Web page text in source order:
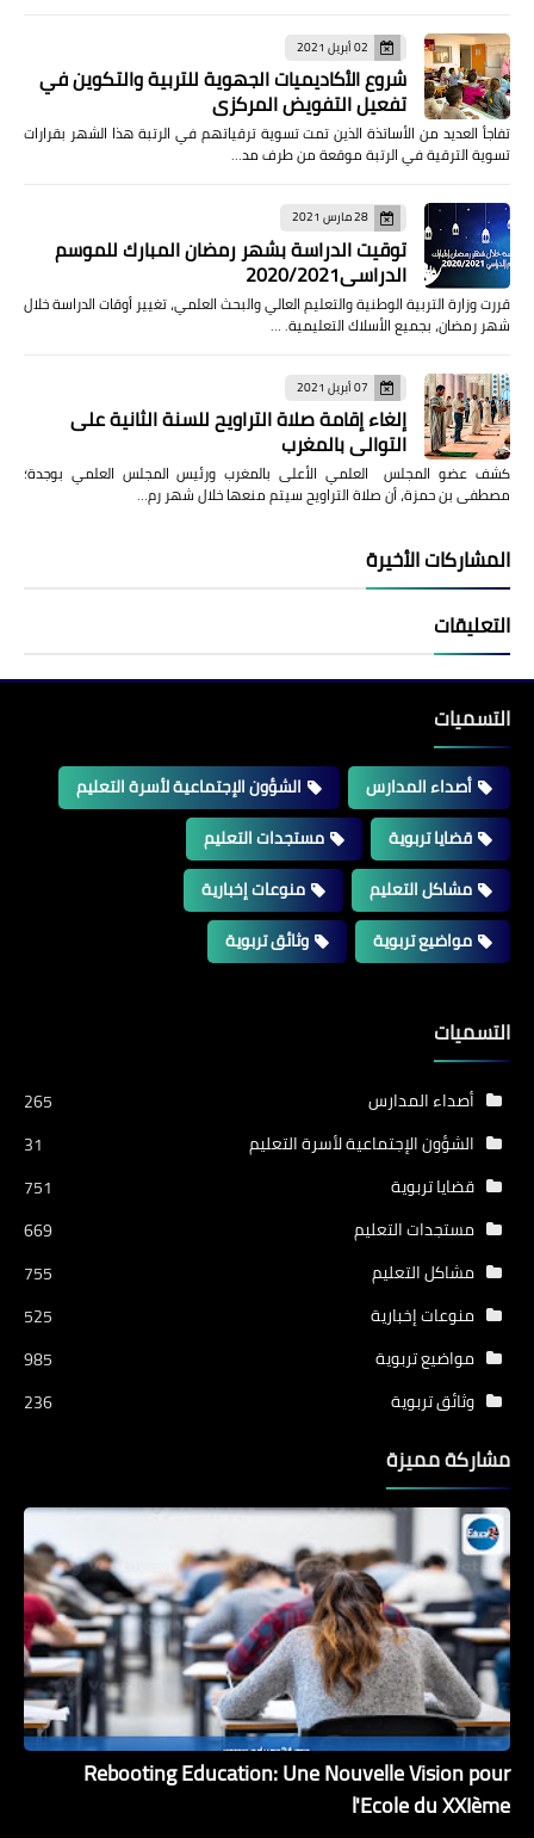
02 أبريل 2021
شروع الأكاديميات الجهوية للتربية والتكوين في
تفعيل التفويض المركزي
تفاجأ العديد من الأساتذة الذين تمت تسوية ترقياتهم في الرتبة هذا الشهر بقرارات
تسوية الترقية في الرتبة موقعة من طرف مد…
28 مارس 2021
توقيت الدراسة بشهر رمضان المبارك للموسم
الدراسي2020/2021
قررت وزارة التربية الوطنية والتعليم العالي والبحث العلمي، تغيير أوقات الدراسة خلال
شهر رمضان، بجميع الأسلاك التعليمية. …
07 أبريل 2021
إلغاء إقامة صلاة التراويح للسنة الثانية على
التوالي بالمغرب
كشف عضو المجلس العلمي الأعلى بالمغرب ورئيس المجلس العلمي بوجدة؛
مصطفى بن حمزة، أن صلاة التراويح سيتم منعها خلال شهر رم…
المشاركات الأخيرة
التعليقات
التسميات
أصداء المدارس
الشؤون الإجتماعية لأسرة التعليم
قضايا تربوية
مستجدات التعليم
مشاكل التعليم
منوعات إخبارية
مواضيع تربوية
وثائق تربوية
التسميات
أصداء المدارس
265
الشؤون الإجتماعية لأسرة التعليم
31
قضايا تربوية
751
مستجدات التعليم
669
مشاكل التعليم
755
منوعات إخبارية
525
مواضيع تربوية
985
وثائق تربوية
236
مشاركة مميزة
Rebooting Education: Une Nouvelle Vision pour
l'Ecole du XXIème